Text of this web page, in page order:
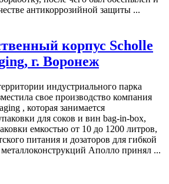
антикоррозийной защиты ...
корпус Scholle
г. Воронеж
индустриального парка
свое производство компания
, которая занимается
для соков и вин bag-in-box,
емкостью от 10 до 1200 литров,
питания и дозаторов для гибкой
Аполло принял ...